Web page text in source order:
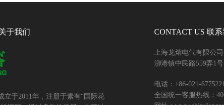
于我们
立于2011年，注册于素有“国际花
CONTACT US 联系
上海龙熔电气有限公司
泖港镇中民路559弄1号
电话：+86-021-
全国统一客服热线：